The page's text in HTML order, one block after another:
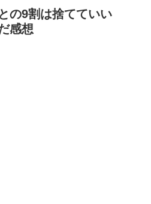
の9割は捨てていい
感想